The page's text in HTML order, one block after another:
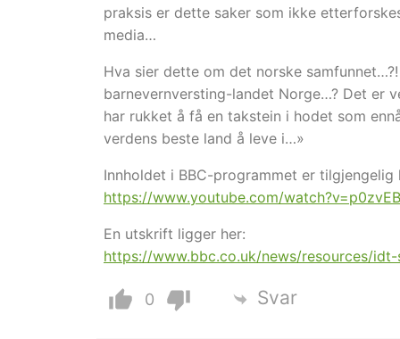
praksis er dette saker som ikke
media…
Hva sier dette om det norske
barnevernversting-landet Norge…? Det er
har rukket å få en takstein i hodet som
verdens beste land å leve i…»
Innholdet i BBC-programmet er tilgjengelig
https://www.youtube.com/
En utskrift ligger her:
https://www.bbc.co.uk/news/resources/idt-
0 Svar